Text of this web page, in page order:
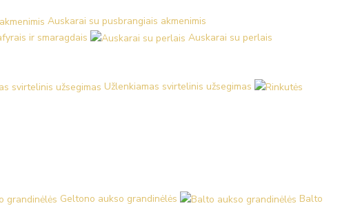
Auskarai su pusbrangiais akmenimis
ir smaragdais
Auskarai su perlais
Užlenkiamas svirtelinis užsegimas
Geltono aukso grandinėlės
Balto